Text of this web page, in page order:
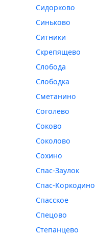
Сидорково
Синьково
Ситники
Скрепящево
Слобода
Слободка
Сметанино
Соголево
Соково
Соколово
Сохино
Спас-Заулок
Спас-Коркодино
Спасское
Спецово
Степанцево